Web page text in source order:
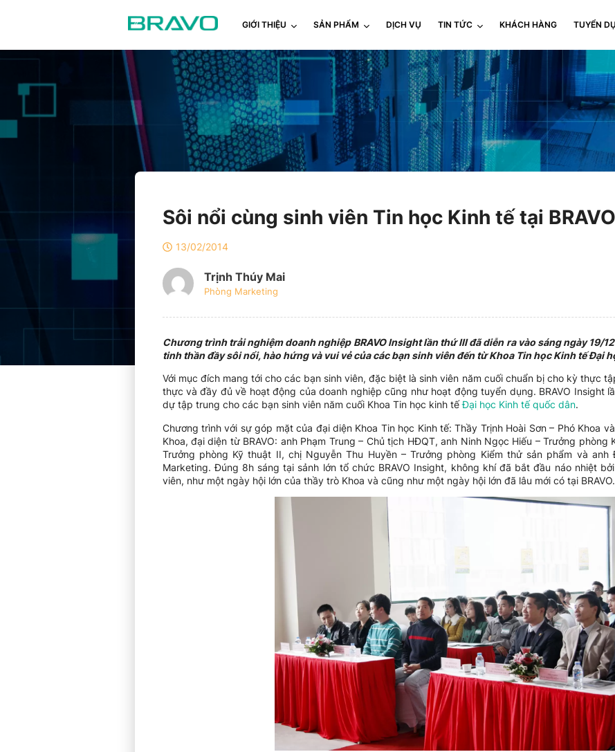
GIỚI THIỆU SẢN PHẨM DỊCH VỤ TIN TỨC KHÁCH HÀNG TUYỂN
Sôi nổi cùng sinh viên Tin học Kinh tế tại
13/02/2014
Trịnh Thúy Mai
Phòng Marketing
Chương trình trải nghiệm doanh nghiệp BRAVO Insight lần thứ III đã diễn ra vào sáng ngày 19/
tinh thần đầy sôi nổi, hào hứng và vui vẻ của các bạn sinh viên đến từ Khoa Tin học Kinh tế Đại
Với mục đích mang tới cho các bạn sinh viên, đặc biệt là sinh viên năm cuối chuẩn bị cho kỳ thực
thực và đầy đủ về hoạt động của doanh nghiệp cũng như hoạt động tuyển dụng. BRAVO Insight
dự tập trung cho các bạn sinh viên năm cuối Khoa Tin học kinh tếĐại học Kinh tế quốc dân.
Chương trình với sự góp mặt của đại diện Khoa Tin học Kinh tế: Thầy Trịnh Hoài Sơn – Phó Khoa
Khoa, đại diện từ BRAVO: anh Phạm Trung – Chủ tịch HĐQT, anh Ninh Ngọc Hiếu – Trưởng phòng
Trưởng phòng Kỹ thuật II, chị Nguyễn Thu Huyền – Trưởng phòng Kiểm thử sản phẩm và anh
Marketing. Đúng 8h sáng tại sảnh lớn tổ chức BRAVO Insight, không khí đã bắt đầu náo nhiệt
viên, như một ngày hội lớn của thầy trò Khoa và cũng như một ngày hội lớn đã lâu mới có tại BRAVO.